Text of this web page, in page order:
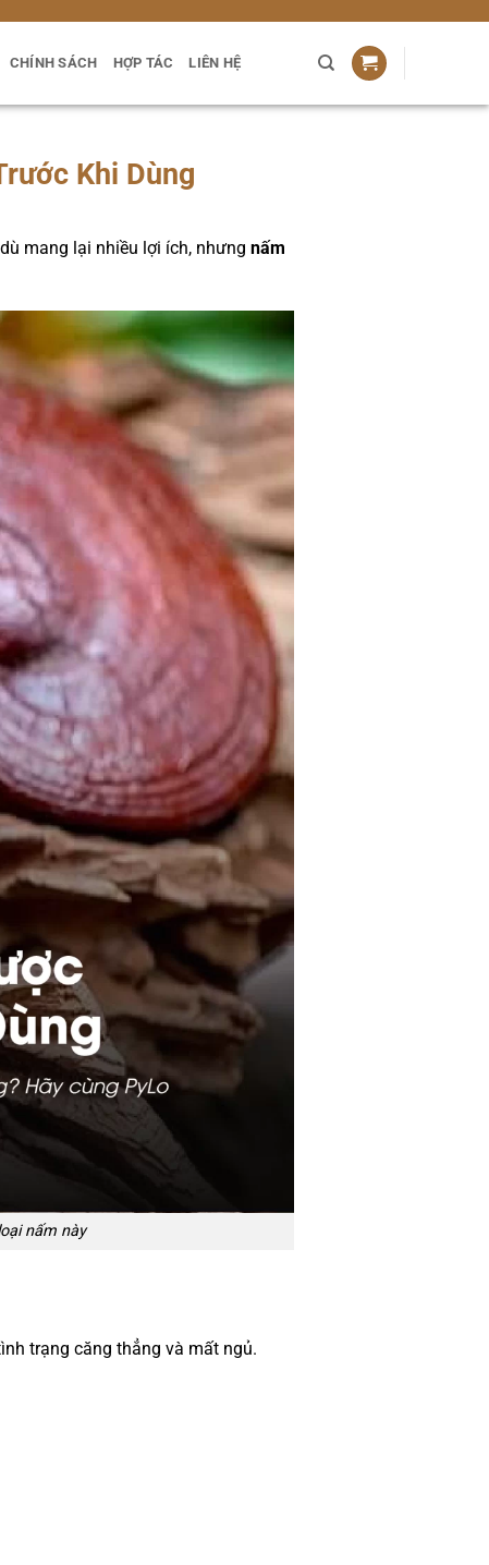
CHÍNH SÁCH HỢP TÁC LIÊN HỆ
Khi Dùng
mang lại nhiều lợi ích, nhưng nấm
nấm này
trạng căng thẳng và mất ngủ.